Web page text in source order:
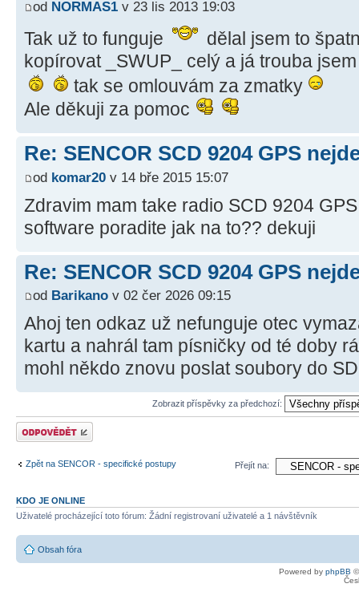
od NORMAS1 v 23 lis 2013 19:03
Tak už to funguje
dělal jsem to
kopírovat _SWUP_ celý a já trouba
tak se omlouvám za zmatky
Ale děkuji za pomoc
Re: SENCOR SCD 9204 GPS
od komar20 v 14 bře 2015 15:07
Zdravim mam take radio SCD 9204
software poradite jak na to?? dekuji
Re: SENCOR SCD 9204 GPS
od Barikano v 02 čer 2026 09:15
Ahoj ten odkaz už nefunguje otec
kartu a nahrál tam písničky od té doby
mohl někdo znovu poslat soubory do
Zobrazit příspěvky za předchozí:
Odeslat odpověď
Zpět na SENCOR - specifické postupy Přejít na:
KDO JE ONLINE
Uživatelé procházející toto fórum: Žádní registrovaní uživatelé a 1 návštěvník
Obsah fóra
Powered by phpBB